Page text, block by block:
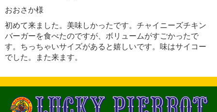
おおさか様
初めて来ました。美味しかったです。チャイニーズチキン
バーガーを食べたのですが、ボリュームがすごかったで
す。ちっちゃいサイズがあると嬉しいです。味はサイコー
でした。また来ます。